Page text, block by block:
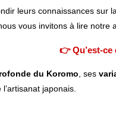
leurs connaissances sur
vous invitons à lire notre
👉 Qu’est-
du Koromo, ses
japonais.